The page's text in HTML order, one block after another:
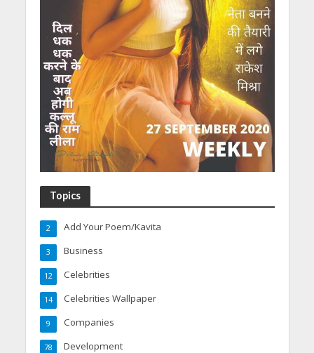
Topics
Add Your Poem/Kavita
2
Business
3
Celebrities
12
Celebrities Wallpaper
14
Companies
9
Development
78